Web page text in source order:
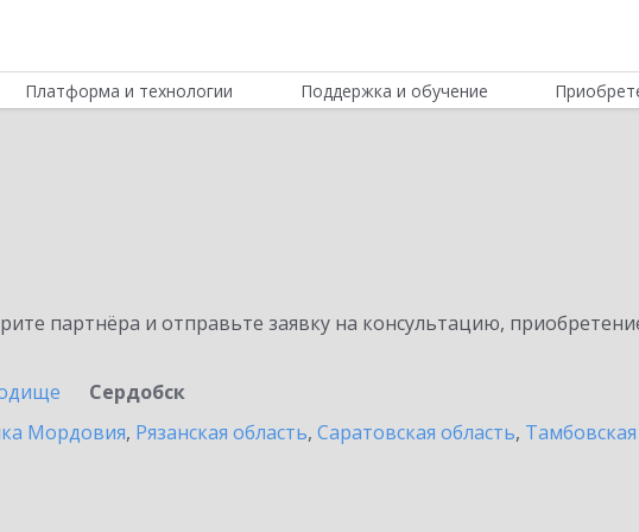
Платформа и технологии Поддержка и обучение
партнёра и отправьте заявку на консультацию,
Сердобск
Мордовия, Рязанская область, Саратовская область,